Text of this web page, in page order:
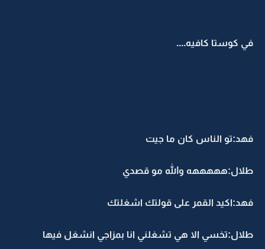
في كوستا كافيه....
فهد:تو الناس كان ما جيت
طلال:هههههه والله مو قصدي
فهد:اكيد القمر على قولتك اشغلتك
طلال:تخسي الا هي تشغلني انا بمزاجي انشغل فيها